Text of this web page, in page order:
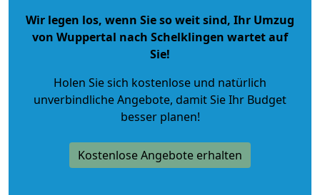
Wir legen los, wenn Sie so weit sind, Ihr Umzug
von Wuppertal nach Schelklingen wartet auf
Sie!
Holen Sie sich kostenlose und natürlich
unverbindliche Angebote, damit Sie Ihr Budget
besser planen!
Kostenlose Angebote erhalten